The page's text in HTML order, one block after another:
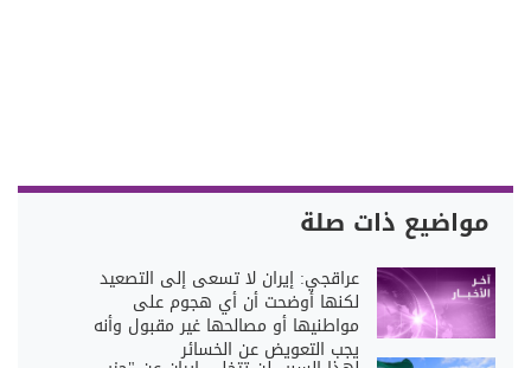
مواضيع ذات صلة
عراقجي: إيران لا تسعى إلى التصعيد
لكنها أوضحت أن أي هجوم على
مواطنيها أو مصالحها غير مقبول وأنه
يجب التعويض عن الخسائر